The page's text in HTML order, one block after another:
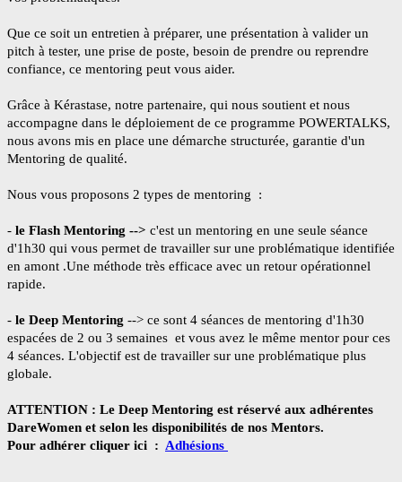
Que ce soit un entretien à préparer, une présentation à valider un
pitch à tester, une prise de poste, besoin de prendre ou reprendre
confiance, ce mentoring peut vous aider.
Grâce à Kérastase, notre partenaire, qui nous soutient et nous
accompagne dans le déploiement de ce programme POWERTALKS,
nous avons mis en place une démarche structurée, garantie d'un
Mentoring de qualité.
Nous vous proposons 2 types de mentoring :
- le Flash Mentoring --> c'est un mentoring en une seule séance
d'1h30 qui vous permet de travailler sur une problématique identifiée
en amont .Une méthode très efficace avec un retour opérationnel
rapide.
- le Deep Mentoring --> ce sont 4 séances de mentoring d'1h30
espacées de 2 ou 3 semaines et vous avez le même mentor pour ces
4 séances. L'objectif est de travailler sur une problématique plus
globale.
ATTENTION : Le Deep Mentoring est réservé aux adhérentes
DareWomen et selon les disponibilités de nos Mentors.
Pour adhérer cliquer ici : Adhésions